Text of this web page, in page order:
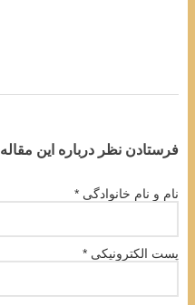
فرستادن نظر درباره این مقاله
نام و نام خانوادگی *
پست الکترونیکی *